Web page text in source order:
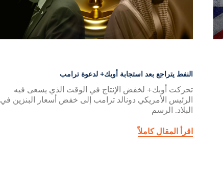
النفط يتراجع بعد استجابة أوبك+ لدعوة ترامب
تحركت أوبك+ لخفض الإنتاج في الوقت الذي يسعى فيه
الرئيس الأمريكي دونالد ترامب إلى خفض أسعار البنزين في
البلاد. الرسم
اقرأ المقال كاملاً